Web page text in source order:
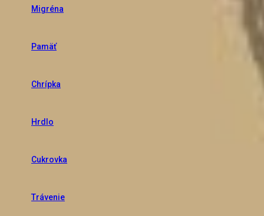
Migréna
Pamäť
Chrípka
Hrdlo
Cukrovka
Trávenie